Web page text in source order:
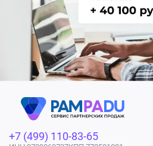
+7 (499) 110-83-65